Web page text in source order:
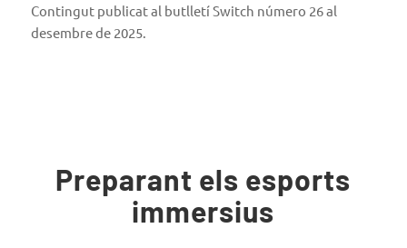
Contingut publicat al butlletí Switch número 26 al
desembre de 2025.
Preparant els esports
immersius